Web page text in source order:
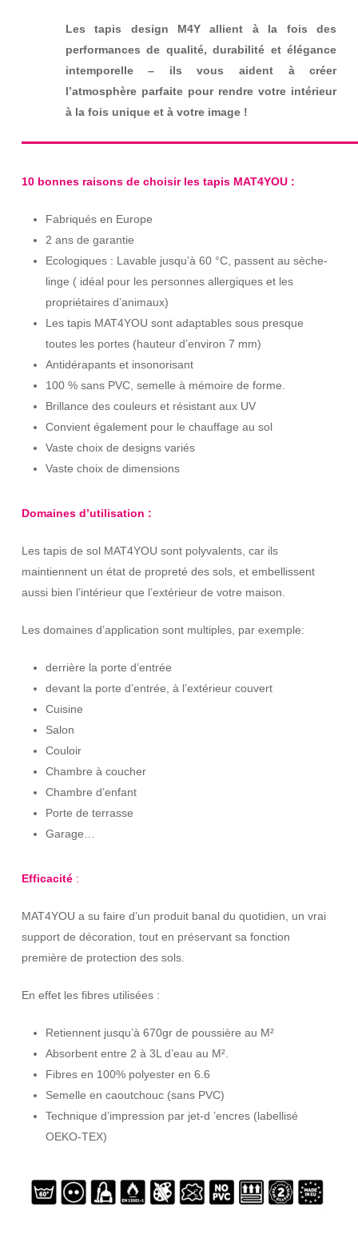
Les tapis design M4Y allient à la fois des
performances de qualité, durabilité et élégance
intemporelle – ils vous aident à créer
l’atmosphère parfaite pour rendre votre intérieur
à la fois unique et à votre image !
10 bonnes raisons de choisir les tapis MAT4YOU :
Fabriqués en Europe
2 ans de garantie
Ecologiques : Lavable jusqu’à 60 °C, passent au sèche-
linge ( idéal pour les personnes allergiques et les
propriétaires d’animaux)
Les tapis MAT4YOU sont adaptables sous presque
toutes les portes (hauteur d’environ 7 mm)
Antidérapants et insonorisant
100 % sans PVC, semelle à mémoire de forme.
Brillance des couleurs et résistant aux UV
Convient également pour le chauffage au sol
Vaste choix de designs variés
Vaste choix de dimensions
Domaines d’utilisation :
Les tapis de sol MAT4YOU sont polyvalents, car ils
maintiennent un état de propreté des sols, et embellissent
aussi bien l’intérieur que l’extérieur de votre maison.
Les domaines d’application sont multiples, par exemple:
derrière la porte d’entrée
devant la porte d’entrée, à l’extérieur couvert
Cuisine
Salon
Couloir
Chambre à coucher
Chambre d’enfant
Porte de terrasse
Garage…
Efficacité :
MAT4YOU a su faire d’un produit banal du quotidien, un vrai
support de décoration, tout en préservant sa fonction
première de protection des sols.
En effet les fibres utilisées :
Retiennent jusqu’à 670gr de poussière au M²
Absorbent entre 2 à 3L d’eau au M².
Fibres en 100% polyester en 6.6
Semelle en caoutchouc (sans PVC)
Technique d’impression par jet-d ’encres (labellisé
OEKO-TEX)